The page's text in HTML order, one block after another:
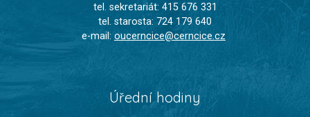
tel. sekretariát: 415 676 331
tel. starosta: 724 179 640
e-mail: oucerncice@cerncice.cz
Úřední hodiny